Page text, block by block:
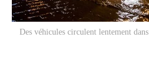
Des véhicules circulent lentement